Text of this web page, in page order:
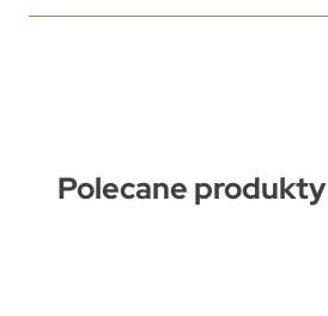
Polecane produkty